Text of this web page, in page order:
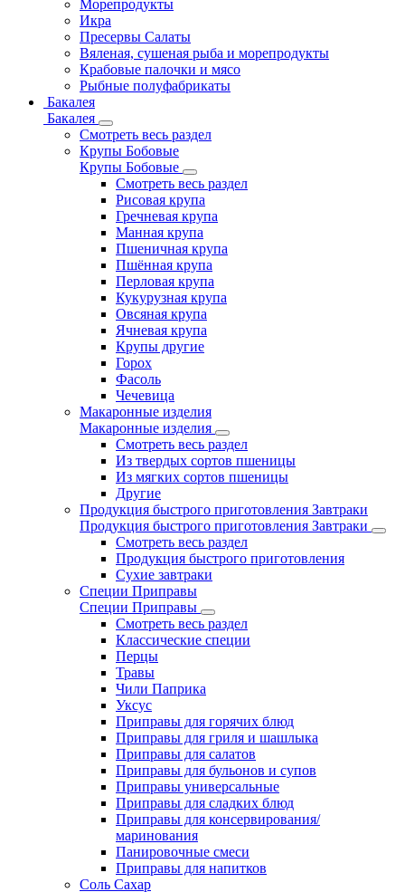
Морепродукты
Икра
Пресервы Салаты
Вяленая, сушеная рыба и морепродукты
Крабовые палочки и мясо
Рыбные полуфабрикаты
Бакалея
Бакалея
Смотреть весь раздел
Крупы Бобовые
Крупы Бобовые
Смотреть весь раздел
Рисовая крупа
Гречневая крупа
Манная крупа
Пшеничная крупа
Пшённая крупа
Перловая крупа
Кукурузная крупа
Овсяная крупа
Ячневая крупа
Крупы другие
Горох
Фасоль
Чечевица
Макаронные изделия
Макаронные изделия
Смотреть весь раздел
Из твердых сортов пшеницы
Из мягких сортов пшеницы
Другие
Продукция быстрого приготовления Завтраки
Продукция быстрого приготовления Завтраки
Смотреть весь раздел
Продукция быстрого приготовления
Сухие завтраки
Специи Приправы
Специи Приправы
Смотреть весь раздел
Классические специи
Перцы
Травы
Чили Паприка
Уксус
Приправы для горячих блюд
Приправы для гриля и шашлыка
Приправы для салатов
Приправы для бульонов и супов
Приправы универсальные
Приправы для сладких блюд
Приправы для консервирования/
маринования
Панировочные смеси
Приправы для напитков
Соль Сахар